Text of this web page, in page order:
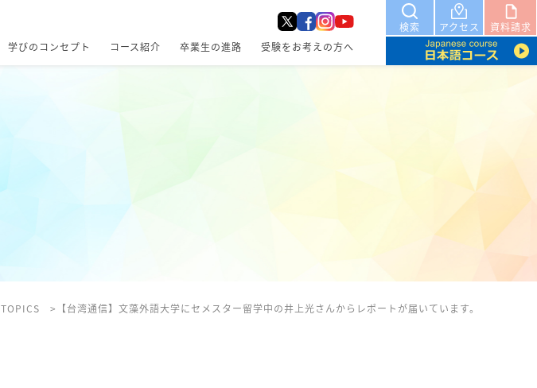
学びのコンセプト コース紹介 卒業生の進路 受験をお考えの方へ
検索 アクセス 資料請求
TOPICS 【台湾通信】文藻外語大学にセメスター留学中の井上光さんからレポートが届いています。